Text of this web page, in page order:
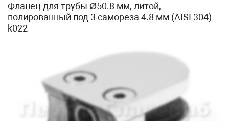
Фланец для трубы Ø50.8 мм, литой,
полированный под 3 самореза 4.8 мм (AISI 304)
k022